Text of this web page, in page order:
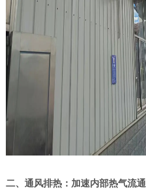
二、通风排热：加速内部热气流通